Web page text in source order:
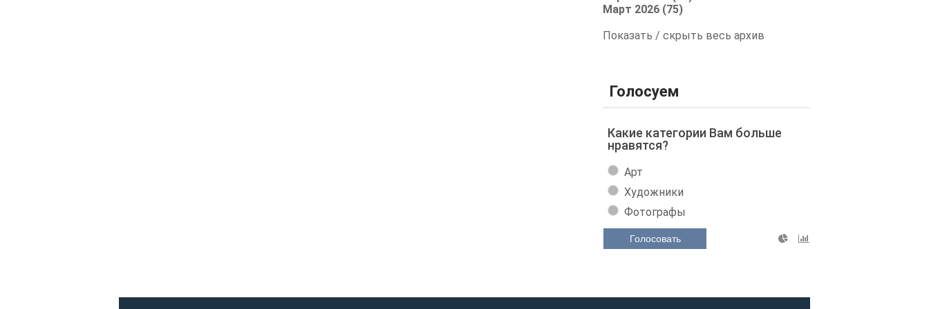
Март 2026 (75)
Показать / скрыть весь архив
Голосуем
Какие категории Вам больше
нравятся?
Арт
Художники
Фотографы
Голосовать